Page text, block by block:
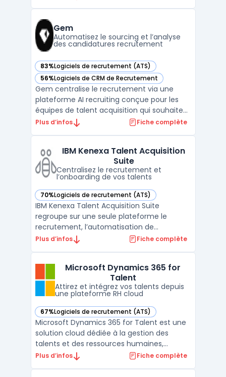
performance, les enquêtes d’engagement
et la gestion de l ...
Gem
Automatisez le sourcing et l’analyse
des candidatures recrutement
83%Logiciels de recrutement (ATS)
— voir Gem dans cette catégorie
56%Logiciels de CRM de Recrutement
— voir Gem dans cette catégorie
Gem centralise le recrutement via une
plateforme AI recruiting conçue pour les
équipes de talent acquisition qui souhaitent
réduire le nombre d’outils utilisés et
candidatures, gèrent différents canaux
d’échanges et antic ...
Plus d’infos Fiche complète
IBM Kenexa Talent Acquisition
Suite
Centralisez le recrutement et
l’onboarding de vos talents
70%Logiciels de recrutement (ATS)
— voir IBM Kenexa Talent Acquisition Suite dans cette
IBM Kenexa Talent Acquisition Suite
regroupe sur une seule plateforme le
recrutement, l’automatisation de
l’onboarding, l’évaluation des candidats et
équipes RH font face à la gestion de
volumes importants de candid ...
Plus d’infos Fiche complète
Microsoft Dynamics 365 for
Talent
Attirez et intégrez vos talents depuis
une plateforme RH cloud
67%Logiciels de recrutement (ATS)
— voir Microsoft Dynamics 365 for Talent dans cette
Microsoft Dynamics 365 for Talent est une
solution cloud dédiée à la gestion des
talents et des ressources humaines,
conçue pour automatiser le recrutement,
Plus d’infos Fiche complète